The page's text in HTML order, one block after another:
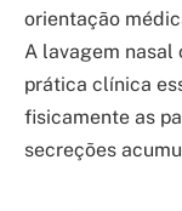
orientação
A lavagem nasal
prática clínica
fisicamente as
secreções